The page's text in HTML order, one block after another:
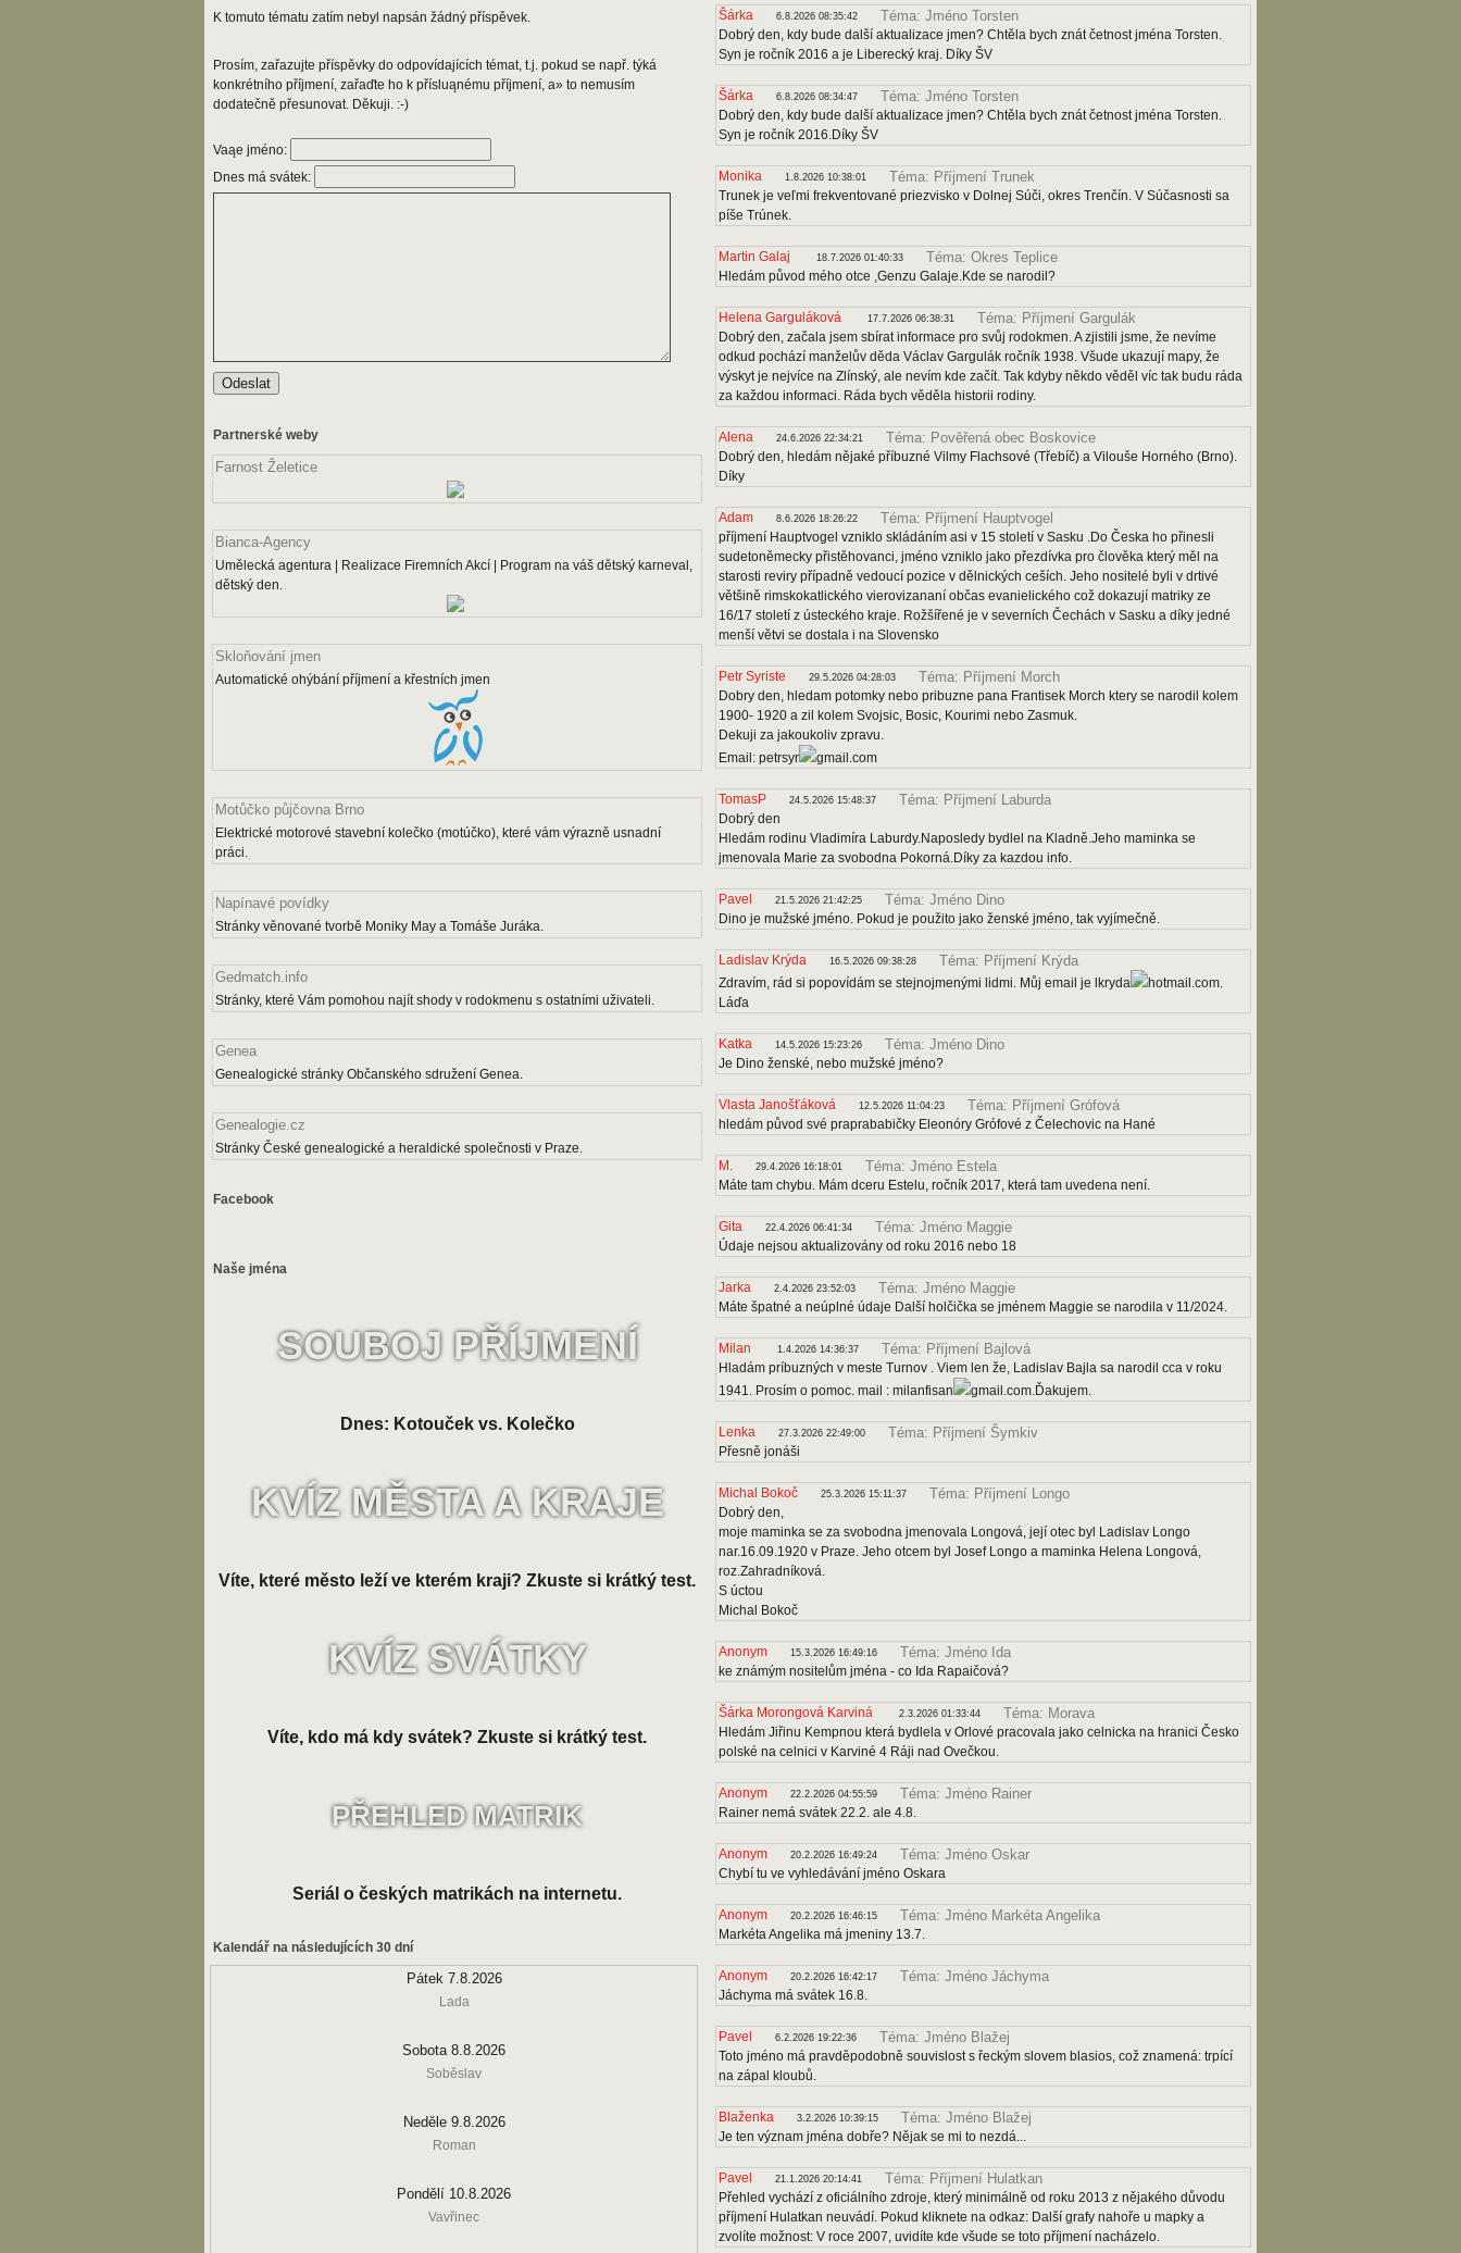
K tomuto tématu zatím nebyl napsán žádný příspěvek.
Prosím, zařazujte příspěvky do odpovídajících témat, t.j. pokud se např. týká
konkrétního příjmení, zařaďte ho k přísluąnému příjmení, a» to nemusím
dodatečně přesunovat. Děkuji. :-)
Vaąe jméno:
Dnes má svátek:
Partnerské weby
Farnost Želetice
Bianca-Agency
Umělecká agentura | Realizace Firemních Akcí | Program na váš dětský karneval,
dětský den.
Skloňování jmen
Automatické ohýbání příjmení a křestních jmen
Motůčko půjčovna Brno
Elektrické motorové stavební kolečko (motúčko), které vám výrazně usnadní
práci.
Napínavé povídky
Stránky věnované tvorbě Moniky May a Tomáše Juráka.
Gedmatch.info
Stránky, které Vám pomohou najít shody v rodokmenu s ostatními uživateli.
Genea
Genealogické stránky Občanského sdružení Genea.
Genealogie.cz
Stránky České genealogické a heraldické společnosti v Praze.
Facebook
Naše jména
SOUBOJ PŘÍJMENÍ
Dnes: Kotouček vs. Kolečko
KVÍZ MĚSTA A KRAJE
Víte, které město leží ve kterém kraji? Zkuste si krátký test.
KVÍZ SVÁTKY
Víte, kdo má kdy svátek? Zkuste si krátký test.
PŘEHLED MATRIK
Seriál o českých matrikách na internetu.
Kalendář na následujících 30 dní
Pátek 7.8.2026
Lada
Sobota 8.8.2026
Soběslav
Neděle 9.8.2026
Roman
Pondělí 10.8.2026
Vavřinec
Šárka 6.8.2026 08:35:42 Téma: Jméno Torsten
Dobrý den, kdy bude další aktualizace jmen? Chtěla bych znát četnost jména Torsten.
Syn je ročník 2016 a je Liberecký kraj. Díky ŠV
Šárka 6.8.2026 08:34:47 Téma: Jméno Torsten
Dobrý den, kdy bude další aktualizace jmen? Chtěla bych znát četnost jména Torsten.
Syn je ročník 2016.Díky ŠV
Monika 1.8.2026 10:38:01 Téma: Příjmení Trunek
Trunek je veľmi frekventované priezvisko v Dolnej Súči, okres Trenčín. V Súčasnosti sa
píše Trúnek.
Martin Galaj 18.7.2026 01:40:33 Téma: Okres Teplice
Hledám původ mého otce ,Genzu Galaje.Kde se narodil?
Helena Garguláková 17.7.2026 06:38:31 Téma: Příjmení Gargulák
Dobrý den, začala jsem sbírat informace pro svůj rodokmen. A zjistili jsme, že nevíme
odkud pochází manželův děda Václav Gargulák ročník 1938. Všude ukazují mapy, že
výskyt je nejvíce na Zlínský, ale nevím kde začít. Tak kdyby někdo věděl víc tak budu ráda
za každou informaci. Ráda bych věděla historii rodiny.
Alena 24.6.2026 22:34:21 Téma: Pověřená obec Boskovice
Dobrý den, hledám nějaké příbuzné Vilmy Flachsové (Třebíč) a Vilouše Horného (Brno).
Díky
Adam 8.6.2026 18:26:22 Téma: Příjmení Hauptvogel
příjmení Hauptvogel vzniklo skládáním asi v 15 století v Sasku .Do Česka ho přinesli
sudetoněmecky přistěhovanci, jméno vzniklo jako přezdívka pro člověka který měl na
starosti reviry případně vedoucí pozice v dělnických ceších. Jeho nositelé byli v drtivé
většině rimskokatlického vierovizananí občas evanielického což dokazují matriky ze
16/17 století z ústeckého kraje. Rožšířené je v severních Čechách v Sasku a díky jedné
menší větvi se dostala i na Slovensko
Petr Syriste 29.5.2026 04:28:03 Téma: Příjmení Morch
Dobry den, hledam potomky nebo pribuzne pana Frantisek Morch ktery se narodil kolem
1900- 1920 a zil kolem Svojsic, Bosic, Kourimi nebo Zasmuk.
Dekuji za jakoukoliv zpravu.
Email: petrsyr
gmail.com
TomasP 24.5.2026 15:48:37 Téma: Příjmení Laburda
Dobrý den
Hledám rodinu Vladimíra Laburdy.Naposledy bydlel na Kladně.Jeho maminka se
jmenovala Marie za svobodna Pokorná.Díky za kazdou info.
Pavel 21.5.2026 21:42:25 Téma: Jméno Dino
Dino je mužské jméno. Pokud je použito jako ženské jméno, tak vyjímečně.
Ladislav Krýda 16.5.2026 09:38:28 Téma: Příjmení Krýda
Zdravím, rád si popovídám se stejnojmenými lidmi. Můj email je lkryda
hotmail.com.
Láďa
Katka 14.5.2026 15:23:26 Téma: Jméno Dino
Je Dino ženské, nebo mužské jméno?
Vlasta Janošťáková 12.5.2026 11:04:23 Téma: Příjmení Grófová
hledám původ své praprababičky Eleonóry Grófové z Čelechovic na Hané
M. 29.4.2026 16:18:01 Téma: Jméno Estela
Máte tam chybu. Mám dceru Estelu, ročník 2017, která tam uvedena není.
Gita 22.4.2026 06:41:34 Téma: Jméno Maggie
Údaje nejsou aktualizovány od roku 2016 nebo 18
Jarka 2.4.2026 23:52:03 Téma: Jméno Maggie
Máte špatné a neúplné údaje Další holčička se jménem Maggie se narodila v 11/2024.
Milan 1.4.2026 14:36:37 Téma: Příjmení Bajlová
Hladám príbuzných v meste Turnov . Viem len že, Ladislav Bajla sa narodil cca v roku
1941. Prosím o pomoc. mail : milanfisan
gmail.com.Ďakujem.
Lenka 27.3.2026 22:49:00 Téma: Příjmení Šymkiv
Přesně jonáši
Michal Bokoč 25.3.2026 15:11:37 Téma: Příjmení Longo
Dobrý den,
moje maminka se za svobodna jmenovala Longová, její otec byl Ladislav Longo
nar.16.09.1920 v Praze. Jeho otcem byl Josef Longo a maminka Helena Longová,
roz.Zahradníková.
S úctou
Michal Bokoč
Anonym 15.3.2026 16:49:16 Téma: Jméno Ida
ke známým nositelům jména - co Ida Rapaičová?
Šárka Morongová Karviná 2.3.2026 01:33:44 Téma: Morava
Hledám Jiřinu Kempnou která bydlela v Orlové pracovala jako celnicka na hranici Česko
polské na celnici v Karviné 4 Ráji nad Ovečkou.
Anonym 22.2.2026 04:55:59 Téma: Jméno Rainer
Rainer nemá svátek 22.2. ale 4.8.
Anonym 20.2.2026 16:49:24 Téma: Jméno Oskar
Chybí tu ve vyhledávání jméno Oskara
Anonym 20.2.2026 16:46:15 Téma: Jméno Markéta Angelika
Markéta Angelika má jmeniny 13.7.
Anonym 20.2.2026 16:42:17 Téma: Jméno Jáchyma
Jáchyma má svátek 16.8.
Pavel 6.2.2026 19:22:36 Téma: Jméno Blažej
Toto jméno má pravděpodobně souvislost s řeckým slovem blasios, což znamená: trpící
na zápal kloubů.
Blaženka 3.2.2026 10:39:15 Téma: Jméno Blažej
Je ten význam jména dobře? Nějak se mi to nezdá...
Pavel 21.1.2026 20:14:41 Téma: Příjmení Hulatkan
Přehled vychází z oficiálního zdroje, který minimálně od roku 2013 z nějakého důvodu
příjmení Hulatkan neuvádí. Pokud kliknete na odkaz: Další grafy nahoře u mapky a
zvolíte možnost: V roce 2007, uvidíte kde všude se toto příjmení nacházelo.